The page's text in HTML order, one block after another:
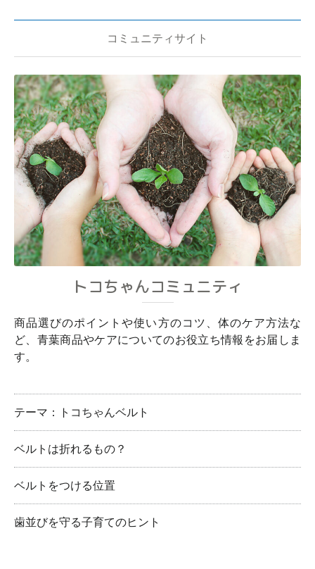
コミュニティサイト
トコちゃんコミュニティ
商品選びのポイントや使い方のコツ、体のケア方法な
ど、青葉商品やケアについてのお役立ち情報をお届しま
す。
テーマ：トコちゃんベルト
ベルトは折れるもの？
ベルトをつける位置
歯並びを守る子育てのヒント